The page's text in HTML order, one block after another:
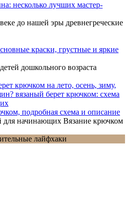
несколько лучших мастер-
до нашей эры древнегреческие
краски, грустные и яркие
дошкольного возраста
подробная схема и описание
для начинающих Вязание крючком
лайфхаки